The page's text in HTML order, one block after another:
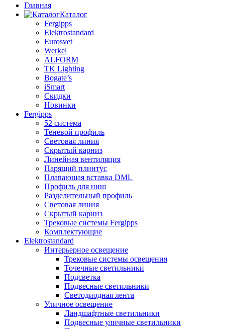
Главная
Каталог
Fergipps
Elektrostandard
Eurosvet
Werkel
ALFORM
TK Lighting
Bogate’s
iSmart
Скидки
Новинки
Fergipps
52 система
Теневой профиль
Световая линия
Скрытый карниз
Линейная вентиляция
Парящий плинтус
Плавающая вставка DML
Профиль для ниш
Разделительный профиль
Световая линия
Скрытый карниз
Трековые системы Fergipps
Комплектующие
Elektrostandard
Интерьерное освещение
Трековые системы освещения
Точечные светильники
Подсветка
Подвесные светильники
Светодиодная лента
Уличное освещение
Ландшафтные светильники
Подвесные уличные светильники